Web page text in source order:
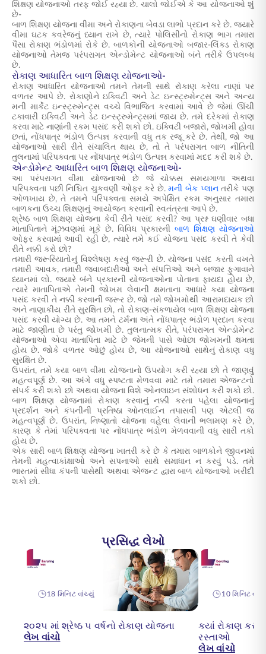
શિક્ષણ યોજનાઓ તરફ જોઈ રહ્યા છે. ચાલો જોઈએ કે આ યોજનાઓ શું
છે-
બાળ શિક્ષણ યોજના વીમા અને રોકાણના બેવડા લાભો પ્રદાન કરે છે. જ્યારે
વીમા ઘટક કવરેજનું ધ્યાન રાખે છે, ત્યારે પોલિસીનો રોકાણ ભાગ તમારા
પૈસા રોકાણ ભંડોળમાં રોકે છે. બાળકોની યોજનાઓ બજાર-લિંક્ડ રોકાણ
યોજનાઓ તેમજ પરંપરાગત એન્ડોમેન્ટ યોજનાઓ બંને તરીકે ઉપલબ્ધ
છે.
રોકાણ આધારિત બાળ શિક્ષણ યોજનાઓ-
રોકાણ આધારિત યોજનાઓ તમને તેમની સાથે રોકાણ કરેલા નાણાં પર
વળતર આપે છે. રોકાણોને ઇક્વિટી અને ડેટ ઇન્સ્ટ્રુમેન્ટ્સ અને અન્ય
મની માર્કેટ ઇન્સ્ટ્રુમેન્ટ્સ વચ્ચે વિભાજિત કરવામાં આવે છે જેમાં ઊંચી
ટકાવારી ઇક્વિટી અને ડેટ ઇન્સ્ટ્રુમેન્ટ્સમાં જાય છે. તમે દરેકમાં રોકાણ
કરવા માટે નાણાંની રકમ પસંદ કરી શકો છો. ઇક્વિટી બજારો, જોખમી હોવા
છતાં, નોંધપાત્ર ભંડોળ ઉત્પન્ન કરવાની વધુ તક રજૂ કરે છે. તેથી, જો આ
યોજનાઓ સારી રીતે સંચાલિત થાય છે, તો તે પરંપરાગત બાળ નીતિની
તુલનામાં પરિપક્વતા પર નોંધપાત્ર ભંડોળ ઉત્પન્ન કરવામાં મદદ કરી શકે છે.
એન્ડોમેન્ટ આધારિત બાળ શિક્ષણ યોજનાઓ-
આ પરંપરાગત વીમા યોજનાઓ છે જે ચોક્કસ સમયગાળા અથવા
પરિપક્વતા પછી નિશ્ચિત ચુકવણી ઓફર કરે છે.મની બેક પ્લાનતરીકે પણ
ઓળખાય છે, તે તમને પરિપક્વતા સમયે અપેક્ષિત રકમ અનુસાર તમારા
બાળકના ઉચ્ચ શિક્ષણનું આયોજન કરવાની સ્વતંત્રતા આપે છે.
શ્રેષ્ઠ બાળ શિક્ષણ યોજના કેવી રીતે પસંદ કરવી? આ પ્રશ્ન ઘણીવાર બધા
માતાપિતાને મૂંઝવણમાં મૂકે છે. વિવિધ પ્રકારની બાળ શિક્ષણ યોજનાઓ
ઓફર કરવામાં આવી રહી છે, ત્યારે તમે કઈ યોજના પસંદ કરવી તે કેવી
રીતે નક્કી કરો છો?
તમારી જરૂરિયાતોનું વિશ્લેષણ કરવું જરૂરી છે. યોજના પસંદ કરતી વખતે
તમારી આવક, તમારી જવાબદારીઓ અને સંપત્તિઓ અને બજાર ફુગાવાને
ધ્યાનમાં લો. જ્યારે બંને પ્રકારની યોજનાઓના પોતાના ફાયદા હોય છે,
ત્યારે માતાપિતાએ તેમની જોખમ લેવાની ક્ષમતાના આધારે કયા યોજના
પસંદ કરવી તે નક્કી કરવાની જરૂર છે. જો તમે જોખમોથી આરામદાયક છો
અને નાણાકીય રીતે સુરક્ષિત છો, તો રોકાણ-સંકળાયેલ બાળ શિક્ષણ યોજના
પસંદ કરવી યોગ્ય છે. આ તમને ટર્મના અંતે નોંધપાત્ર ભંડોળ પ્રદાન કરવા
માટે જાણીતા છે પરંતુ જોખમી છે. તુલનાત્મક રીતે, પરંપરાગત એન્ડોમેન્ટ
યોજનાઓ એવા માતાપિતા માટે છે જેમની પાસે ઓછા જોખમની ક્ષમતા
હોય છે. જોકે વળતર ઓછું હોય છે, આ યોજનાઓ સાથેનું રોકાણ વધુ
સુરક્ષિત છે.
ઉપરાંત, તમે કયા બાળ વીમા યોજનાનો ઉપયોગ કરી રહ્યા છો તે જાણવું
મહત્વપૂર્ણ છે. આ અંગે વધુ સ્પષ્ટતા મેળવવા માટે તમે તમારા એજન્ટનો
સંપર્ક કરી શકો છો અથવા યોજના વિશે ઓનલાઇન સંશોધન કરી શકો છો.
બાળ શિક્ષણ યોજનામાં રોકાણ કરવાનું નક્કી કરતા પહેલા યોજનાનું
પ્રદર્શન અને કંપનીની પ્રતિષ્ઠા ઓનલાઈન તપાસવી પણ એટલી જ
મહત્વપૂર્ણ છે. ઉપરાંત, નિષ્ણાતો યોજના વહેલા લેવાની ભલામણ કરે છે,
કારણ કે તેમાં પરિપક્વતા પર નોંધપાત્ર ભંડોળ મેળવવાની વધુ સારી તકો
હોય છે.
એક સારી બાળ શિક્ષણ યોજના ખાતરી કરે છે કે તમારા બાળકોને જીવનમાં
તેમની મહત્વાકાંક્ષાઓ અને સપનાઓ સાથે સમાધાન ન કરવું પડે. તમે
ભારતમાં સીધા કંપની પાસેથી અથવા એજન્ટ દ્વારા બાળ યોજનાઓ ખરીદી
શકો છો.
પ્રસિદ્ધ લેખો
18 મિનિટ વાંચ્યું
૨૦૨૫ માં શ્રેષ્ઠ ૫ વર્ષનો રોકાણ યોજના
લેખ વાંચો
10 મિનિટ
ક્યાં રોકાણ
રસ્તાઓ
લેખ વાંચો